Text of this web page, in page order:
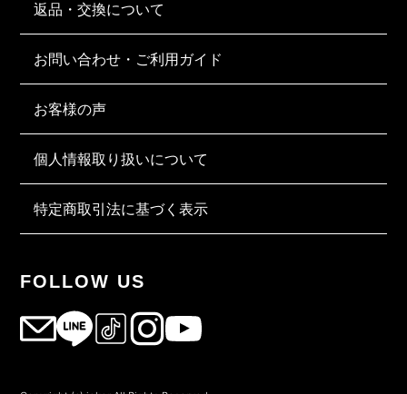
返品・交換について
お問い合わせ・ご利用ガイド
お客様の声
個人情報取り扱いについて
特定商取引法に基づく表示
FOLLOW US